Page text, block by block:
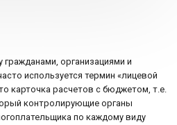
организациями и
используется термин «лицевой
карточка расчетов с бюджетом, т.е.
контролирующие органы
по каждому виду